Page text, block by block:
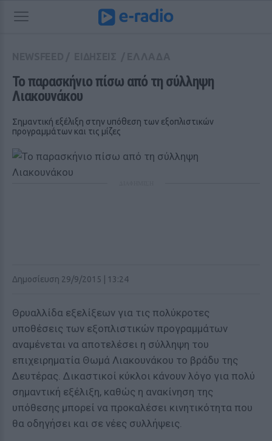
Το παρασκήνιο πίσω από τη σύλληψη
Λιακουνάκου
Σημαντική εξέλιξη στην υπόθεση των εξοπλιστικών
προγραμμάτων και τις μίζες
Δημοσίευση 29/9/2015 | 13:24
Θρυαλλίδα εξελίξεων για τις πολύκροτες
υποθέσεις των εξοπλιστικών προγραμμάτων
αναμένεται να αποτελέσει η σύλληψη του
επιχειρηματία Θωμά Λιακουνάκου το βράδυ της
Δευτέρας. Δικαστικοί κύκλοι κάνουν λόγο για πολύ
σημαντική εξέλιξη, καθώς η ανακίνηση της
υπόθεσης μπορεί να προκαλέσει κινητικότητα που
θα οδηγήσει και σε νέες συλλήψεις.